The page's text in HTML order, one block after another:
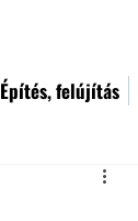
Építés, felújítás